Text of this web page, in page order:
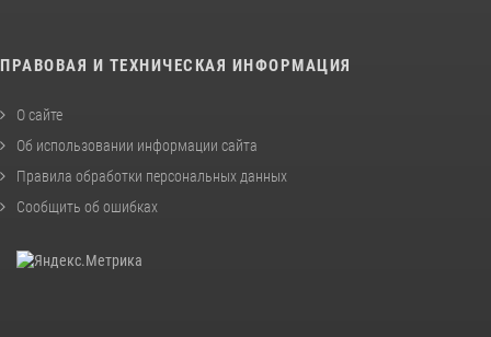
ПРАВОВАЯ И ТЕХНИЧЕСКАЯ ИНФОРМАЦИЯ
О сайте
Об использовании информации сайта
Правила обработки персональных данных
Сообщить об ошибках